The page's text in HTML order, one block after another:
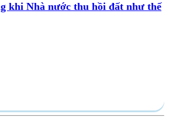
khi Nhà nước thu hồi đất như thế